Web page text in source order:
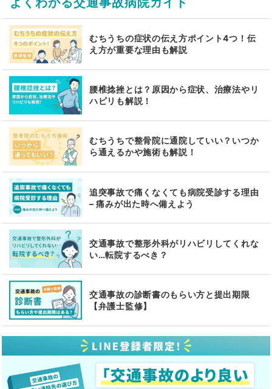
むちうちの症状の伝え方ポイント4つ！伝
え方が重要な理由も解説
腰椎捻挫とは？原因から症状、治療法やリ
ハビリも解説！
むちうちで整骨院に通院していい？いつか
ら通えるかや施術も解説！
追突事故で痛くなくても病院受診する理由
– 痛みが出た時へ備えよう
交通事故で整形外科がリハビリしてくれな
い…転院するべき？
交通事故の診断書のもらい方と提出期限
【弁護士監修】